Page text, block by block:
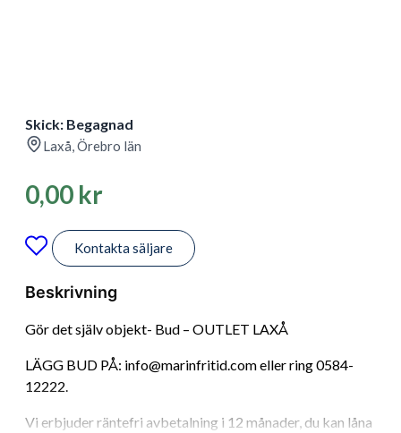
Skick: Begagnad
Laxå, Örebro län
0,00 kr
Kontakta säljare
Beskrivning
Gör det själv objekt- Bud – OUTLET LAXÅ
LÄGG BUD PÅ: info@marinfritid.com eller ring 0584-
12222.
Vi erbjuder räntefri avbetalning i 12 månader, du kan låna